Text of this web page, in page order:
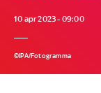
10 apr 2023 - 09:00
©IPA/Fotogramma